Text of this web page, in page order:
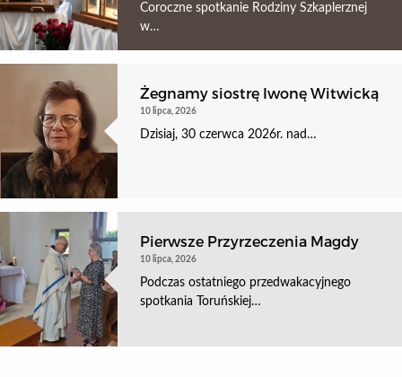
Coroczne spotkanie Rodziny Szkaplerznej
w…
Żegnamy siostrę Iwonę Witwicką
10 lipca, 2026
Dzisiaj, 30 czerwca 2026r. nad…
Pierwsze Przyrzeczenia Magdy
10 lipca, 2026
Podczas ostatniego przedwakacyjnego
spotkania Toruńskiej…